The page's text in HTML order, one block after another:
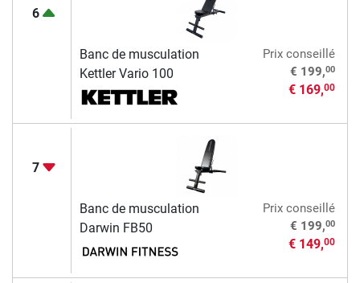
6
Banc de musculation
Kettler Vario 100
Prix conseillé
€ 199,00
€ 169,00
7
Banc de musculation
Darwin FB50
Prix conseillé
€ 199,00
€ 149,00